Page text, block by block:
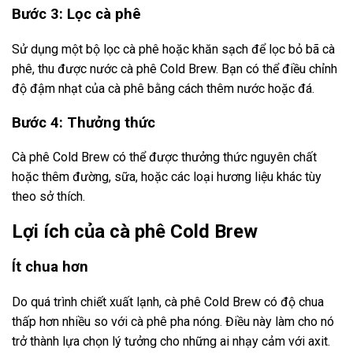
Bước 3: Lọc cà phê
Sử dụng một bộ lọc cà phê hoặc khăn sạch để lọc bỏ bã cà
phê, thu được nước cà phê Cold Brew. Bạn có thể điều chỉnh
độ đậm nhạt của cà phê bằng cách thêm nước hoặc đá.
Bước 4: Thưởng thức
Cà phê Cold Brew có thể được thưởng thức nguyên chất
hoặc thêm đường, sữa, hoặc các loại hương liệu khác tùy
theo sở thích.
Lợi ích của cà phê Cold Brew
Ít chua hơn
Do quá trình chiết xuất lạnh, cà phê Cold Brew có độ chua
thấp hơn nhiều so với cà phê pha nóng. Điều này làm cho nó
trở thành lựa chọn lý tưởng cho những ai nhạy cảm với axit.